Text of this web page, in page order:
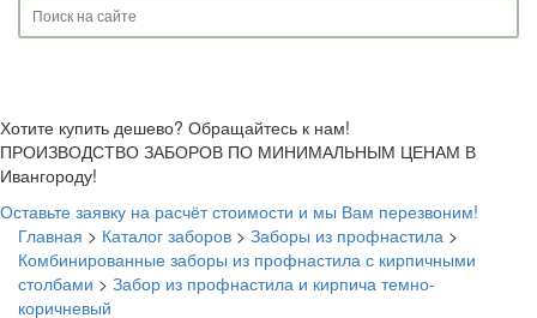
Хотите купить дешево? Обращайтесь к нам!
ПРОИЗВОДСТВО ЗАБОРОВ ПО МИНИМАЛЬНЫМ ЦЕНАМ В
Ивангороду!
Оставьте заявку на расчёт стоимости и мы Вам перезвоним!
Главная > Каталог заборов > Заборы из профнастила >
Комбинированные заборы из профнастила с кирпичными
столбами > Забор из профнастила и кирпича темно-
коричневый